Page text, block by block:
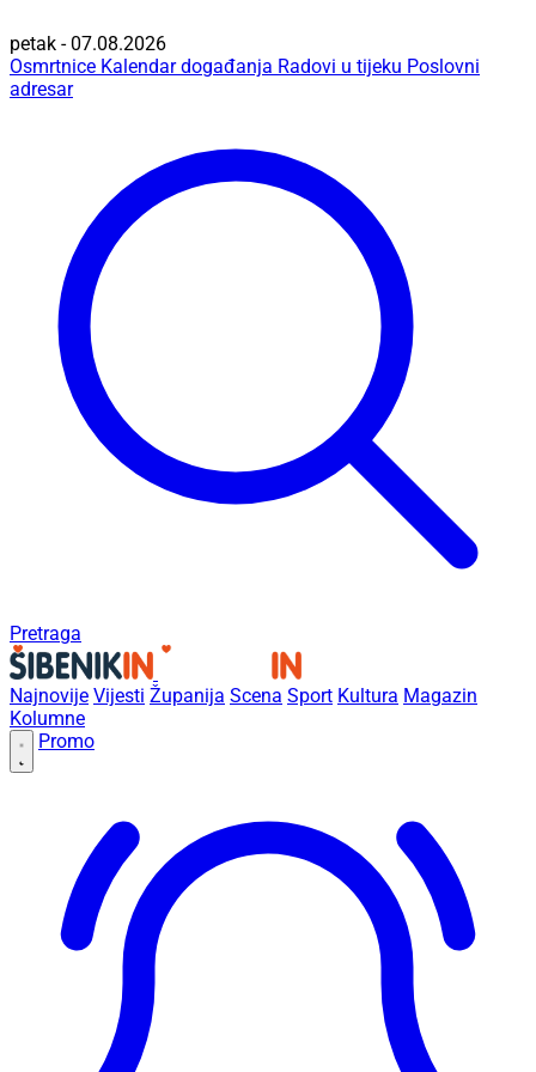
petak - 07.08.2026
Osmrtnice Kalendar događanja Radovi u tijeku Poslovni
adresar
Pretraga
Najnovije Vijesti Županija Scena Sport Kultura Magazin
Kolumne
Promo